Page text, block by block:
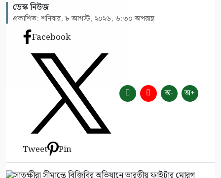
ডেস্ক নিউজ
প্রকাশিত: শনিবার, ৮ আগস্ট, ২০২৬, ৬:৩০ অপরাহ্ণ
Facebook
Tweet Pin
অ- অ+